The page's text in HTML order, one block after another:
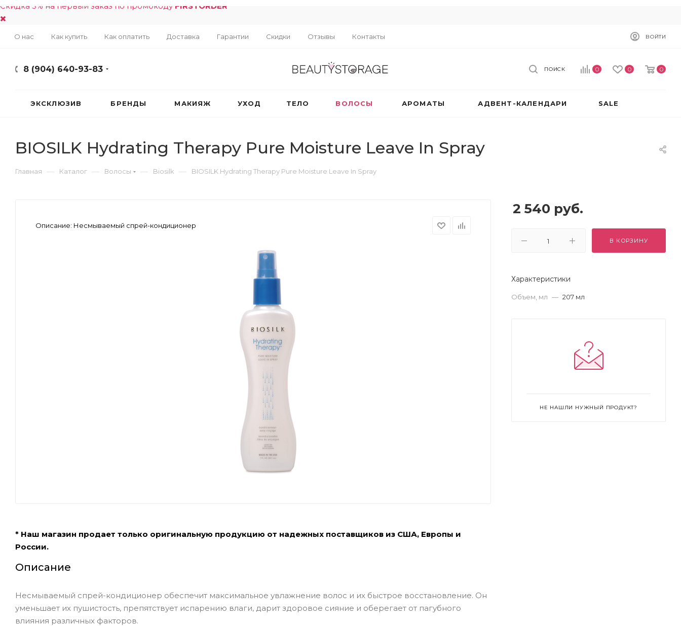
Скидка 5% на первый заказ по промокоду FIRSTORDER
О нас Как купить Как оплатить Доставка Гарантии Скидки Отзывы Контакты ВОЙТИ
8 (904) 640-93-83 0 0 0
ПОИСК
ЭКСКЛЮЗИВ БРЕНДЫ МАКИЯЖ УХОД ТЕЛО ВОЛОСЫ АРОМАТЫ АДВЕНТ-КАЛЕНДАРИ SALE
BIOSILK Hydrating Therapy Pure Moisture Leave In Spray
Главная — Каталог — Волосы — Biosilk — BIOSILK Hydrating Therapy Pure Moisture Leave In Spray
Описание: Несмываемый спрей-кондиционер
* Наш магазин продает только оригинальную продукцию от надежных поставщиков из США, Европы и
России.
Описание
Несмываемый спрей-кондиционер обеспечит максимальное увлажнение волос и их быстрое восстановление. Он
уменьшает их пушистость, препятствует испарению влаги, дарит здоровое сияние и оберегает от пагубного
влияния различных факторов.
2 540 руб.
В КОРЗИНУ
Характеристики
Объем, мл — 207 мл
НЕ НАШЛИ НУЖНЫЙ ПРОДУКТ?